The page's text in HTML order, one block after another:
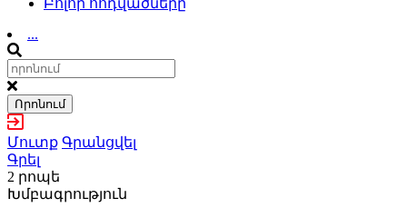
Բոլոր հոդվածները
...
Որոնում
Մուտք Գրանցվել
Գրել
2 րոպե
Խմբագրություն